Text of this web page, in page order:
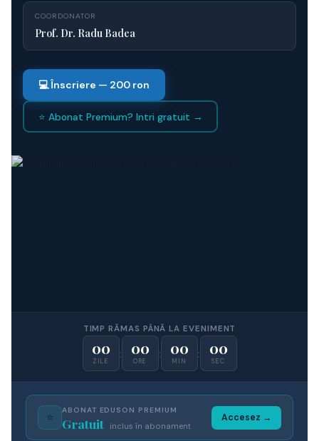
COORDONATOR
Prof. Dr. Radu Badea
💻 Înscriere — 200 ron
⭐ Abonat Premium? Intri gratuit →
TIMP RĂMAS PÂNĂ LA EVENIMENT
00
ZILE
: 00
ORE
: 00
MIN
: 00
SEC
⭐
ABONAT EDUSON PREMIUM
Gratuit inclus în abonament
Accesez →